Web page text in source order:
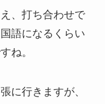
、打ち合わせで
語になるくらい
ね。
に行きますが、